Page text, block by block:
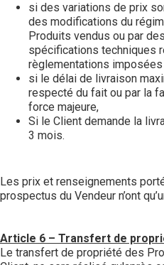
si des variations de prix
des modifications du
Produits vendus ou par
spécifications techniques
règlementations
si le délai de livraison
respecté du fait ou par la
force majeure,
Si le Client demande la
3 mois.
Les prix et renseignements
prospectus du Vendeur n’ont
Article 6 – Transfert de
Le transfert de propriété des